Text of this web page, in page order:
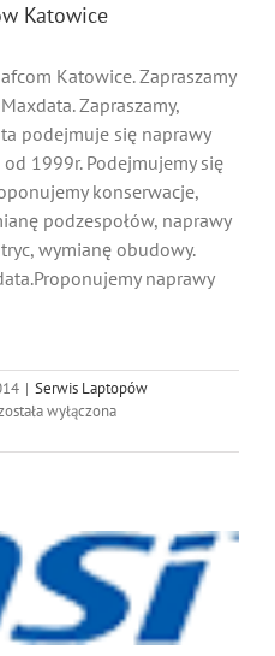
Katowice
Katowice. Zapraszamy
Zapraszamy,
podejmuje się naprawy
1999r. Podejmujemy się
konserwacje,
podzespołów, naprawy
wymianę obudowy.
naprawy
| Serwis Laptopów
wyłączona